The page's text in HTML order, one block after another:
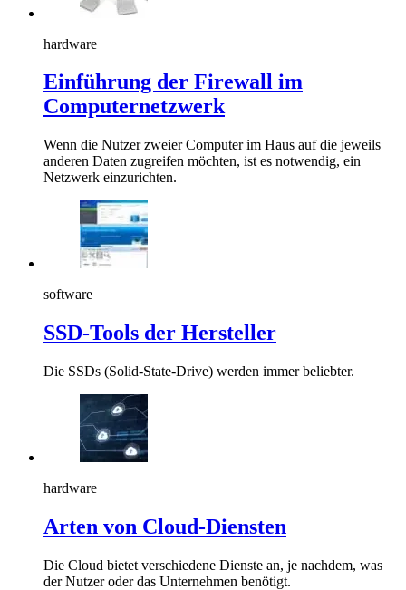
hardware
Einführung der Firewall im
Computernetzwerk
Wenn die Nutzer zweier Computer im Haus auf die jeweils
anderen Daten zugreifen möchten, ist es notwendig, ein
Netzwerk einzurichten.
software
SSD-Tools der Hersteller
Die SSDs (Solid-State-Drive) werden immer beliebter.
hardware
Arten von Cloud-Diensten
Die Cloud bietet verschiedene Dienste an, je nachdem, was
der Nutzer oder das Unternehmen benötigt.